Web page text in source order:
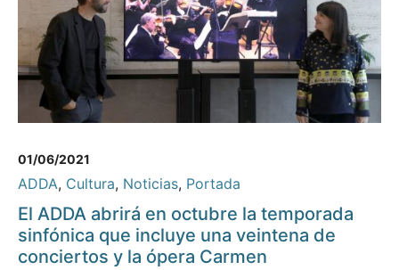
01/06/2021
ADDA, Cultura, Noticias, Portada
El ADDA abrirá en octubre la temporada
sinfónica que incluye una veintena de
conciertos y la ópera Carmen